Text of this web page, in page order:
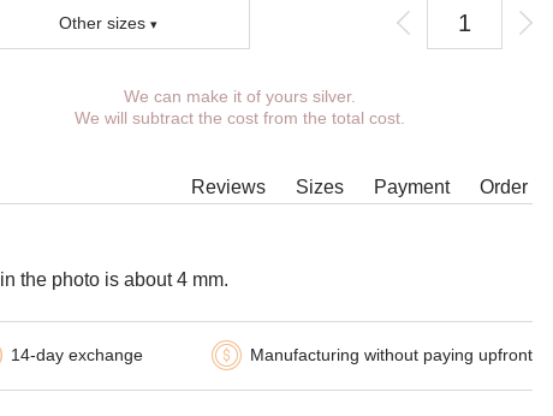
Other sizes
You can choose coverage, weight, length,
width, clasp.
in such cases our managers will contact You.
We can make it of yours silver.
We will subtract the cost from the total cost.
Reviews Order
Payment
Sizes
the photo is about 4 mm.
14-day exchange Manufacturing without paying upfront